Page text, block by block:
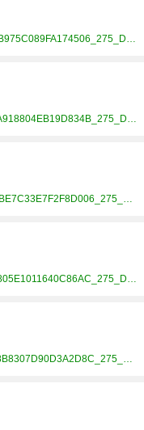
http://www.ftourcn.com/sf_9EDF863788AE45B9B975C089FA174506_275_D51567E4803.html
http://www.ftourcn.com/sf_5461B7FA4B6D44F0A918804EB19D834B_275_D51567E4803.html
http://www.ftourcn.com/sf_8EDAE9A78964484ABE7C33E7F2F8D006_275_D51567E4803.html
http://www.ftourcn.com/sf_0DD8167991B94600805E1011640C86AC_275_D51567E4803.html
http://www.ftourcn.com/sf_E08101E18D6045958B8307D90D3A2D8C_275_D51567E4803.html